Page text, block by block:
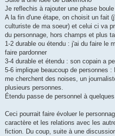
Je reflechis à rajouter une phase
A la fin d'une étape, on choisit un fait
culturiste de ma soeur) et celui ci va
du personnage, hors champs et plus
1-2 durable ou étendu : j'ai du faire le
faire pardonner
3-4 durable et étendu : son copain a
5-6 implique beaucoup de personnes
me cherchent des noises, un
plusieurs personnes.
Étendu passe de personnel à
Ceci pourrait faire évoluer le
caractère et les relations avec les
fiction. Du coup, suite à une